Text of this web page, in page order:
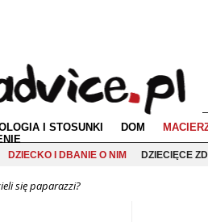
I STOSUNKI DOM
DZIECKO I DBANIE O NIM DZIECIĘCE
się paparazzi?